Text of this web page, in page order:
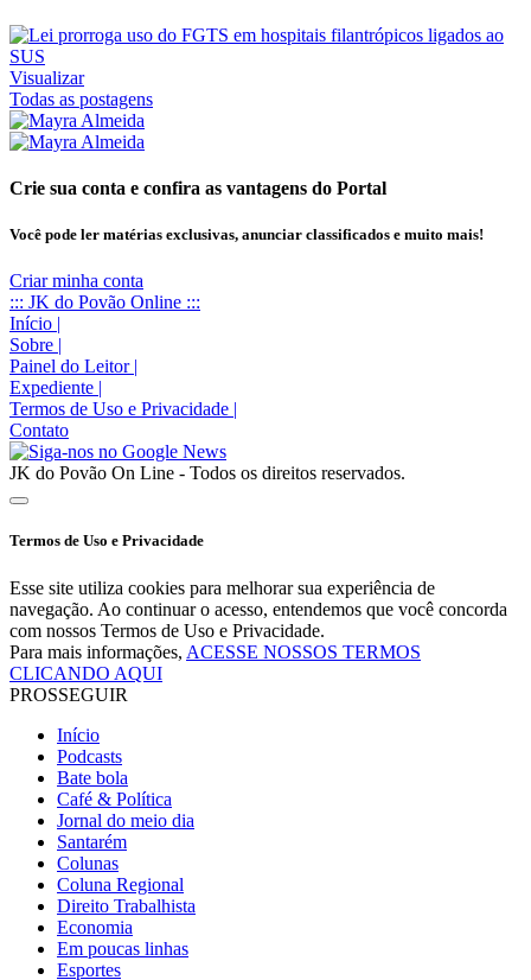
Visualizar
Todas as postagens
Crie sua conta e confira as vantagens do Portal
Você pode ler matérias exclusivas, anunciar classificados e muito mais!
Criar minha conta
::: JK do Povão Online :::
Início |
Sobre |
Painel do Leitor |
Expediente |
Termos de Uso e Privacidade |
Contato
JK do Povão On Line - Todos os direitos reservados.
Termos de Uso e Privacidade
Esse site utiliza cookies para melhorar sua experiência de
navegação. Ao continuar o acesso, entendemos que você concorda
com nossos Termos de Uso e Privacidade.
Para mais informações, ACESSE NOSSOS TERMOS
CLICANDO AQUI
PROSSEGUIR
Início
Podcasts
Bate bola
Café & Política
Jornal do meio dia
Santarém
Colunas
Coluna Regional
Direito Trabalhista
Economia
Em poucas linhas
Esportes